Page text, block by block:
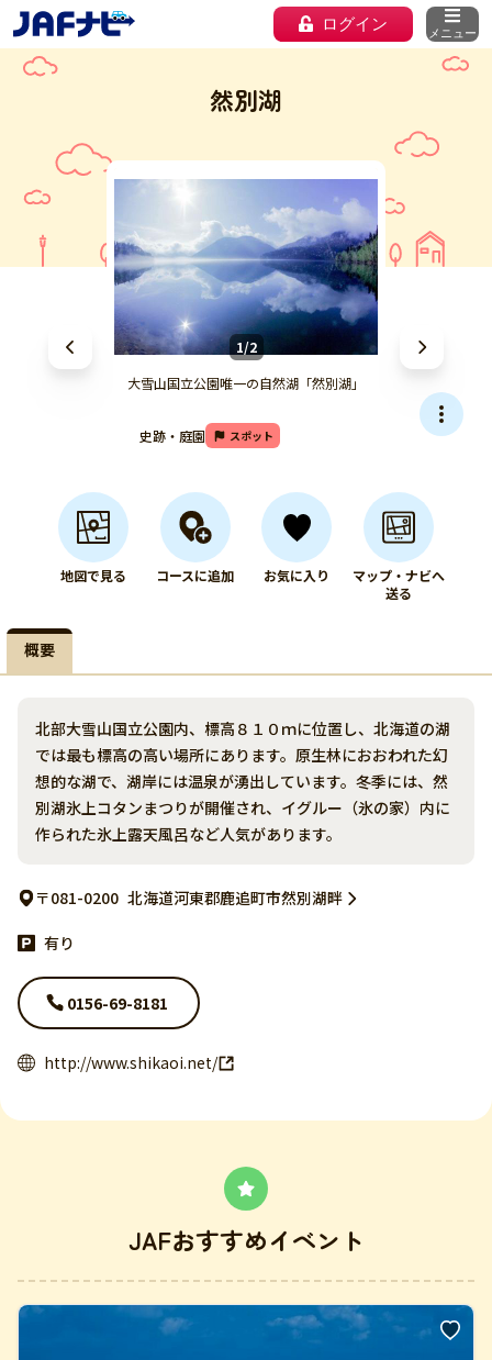
ログイン メニュー
然別湖
1/2
大雪山国立公園唯一の自然湖「然別湖」
史跡・庭園 スポット
地図で見る コースに追加 お気に入り
マップ・ナビへ
送る
概要
北部大雪山国立公園内、標高８１０ｍに位置し、北海道の湖
では最も標高の高い場所にあります。原生林におおわれた幻
想的な湖で、湖岸には温泉が湧出しています。冬季には、然
別湖氷上コタンまつりが開催され、イグルー（氷の家）内に
作られた氷上露天風呂など人気があります。
〒081-0200 北海道河東郡鹿追町市然別湖畔
有り
0156-69-8181
http://www.shikaoi.net/
JAFおすすめイベント